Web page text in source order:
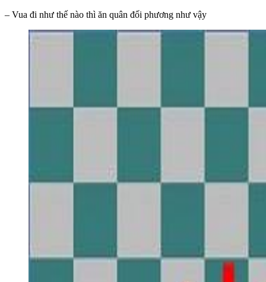
– Vua đi như thế nào thì ăn quân đối phương như vậy